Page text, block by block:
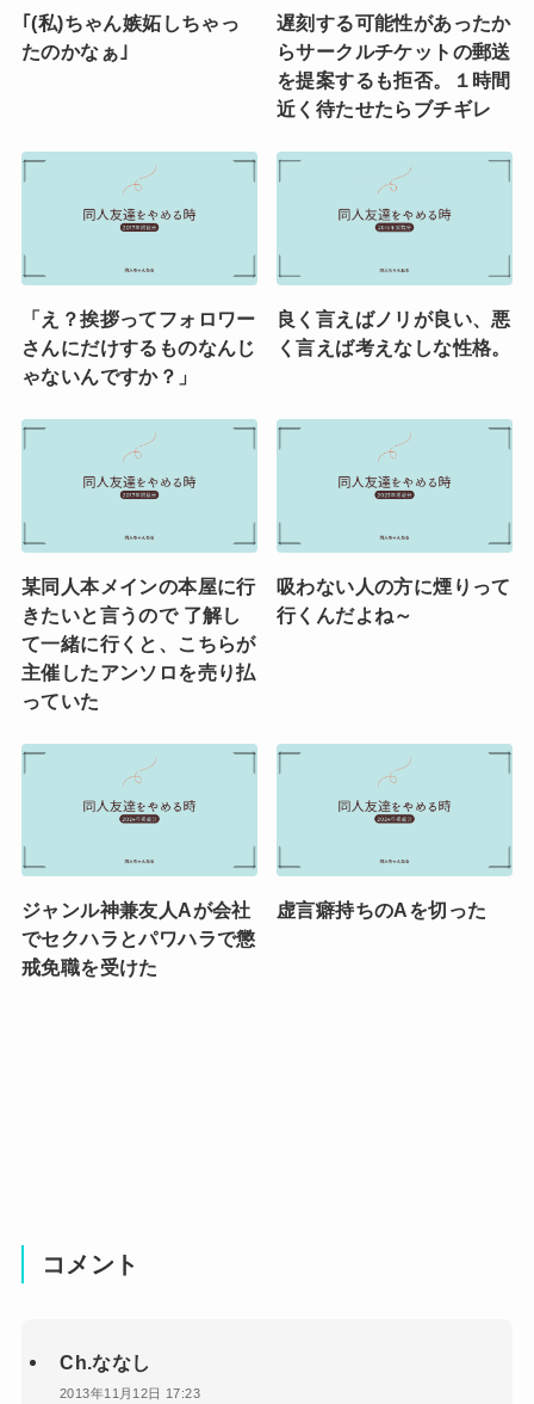
｢(私)ちゃん嫉妬しちゃっ
たのかなぁ｣
遅刻する可能性があったか
らサークルチケットの郵送
を提案するも拒否。１時間
近く待たせたらブチギレ
「え？挨拶ってフォロワー
さんにだけするものなんじ
ゃないんですか？」
良く言えばノリが良い、悪
く言えば考えなしな性格。
某同人本メインの本屋に行
きたいと言うので 了解し
て一緒に行くと、こちらが
主催したアンソロを売り払
っていた
吸わない人の方に煙りって
行くんだよね～
ジャンル神兼友人Aが会社
でセクハラとパワハラで懲
戒免職を受けた
虚言癖持ちのAを切った
コメント
Ch.ななし
2013年11月12日 17:23